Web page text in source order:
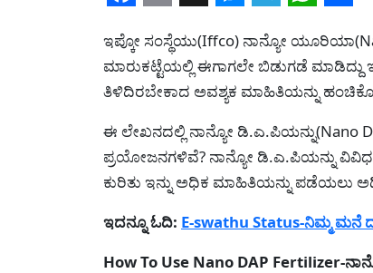
ಇಪ್ಕೋ ಸಂಸ್ಥೆಯು(Iffco) ನಾನ್ಯೋ
ಮಾರುಕಟ್ಟೆಯಲ್ಲಿ ಈಗಾಗಲೇ ಬಿಡುಗಡೆ
ತಿಳಿದಿರಬೇಕಾದ ಅವಶ್ಯಕ ಮಾಹಿತಿಯನ್ನು
ಈ ಲೇಖನದಲ್ಲಿ ನಾನ್ಯೋ ಡಿ.ಎ.ಪಿಯನ್ನು(Nano
ಪ್ರಯೋಜನಗಳಿವೆ? ನಾನ್ಯೋ ಡಿ.ಎ.ಪಿಯನ್ನು ವಿವಿಧ
ಕುರಿತು ಇನ್ನು ಅಧಿಕ ಮಾಹಿತಿಯನ್ನು ಪಡೆಯಲು
ಇದನ್ನೂ ಓದಿ: E-swathu Status-ನಿಮ್ಮ ಮನೆ
How To Use Nano DAP Fertilizer-